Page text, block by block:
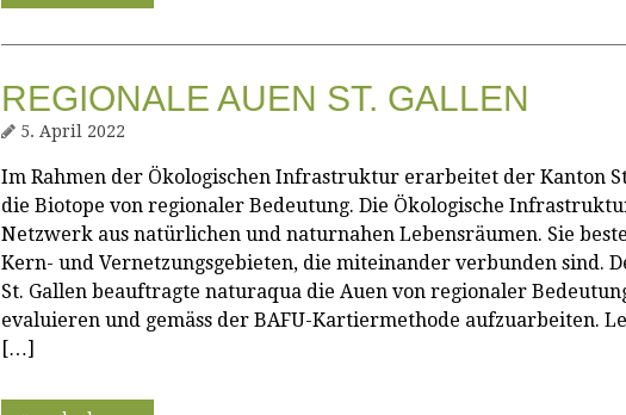
REGIONALE AUEN ST. GALLEN
5. April 2022
Im Rahmen der Ökologischen Infrastruktur erarbeitet der Kanton
die Biotope von regionaler Bedeutung. Die Ökologische
Netzwerk aus natürlichen und naturnahen Lebensräumen. Sie
Kern- und Vernetzungsgebieten, die miteinander verbunden sind.
St. Gallen beauftragte naturaqua die Auen von regionaler
evaluieren und gemäss der BAFU-Kartiermethode aufzuarbeiten.
[…]